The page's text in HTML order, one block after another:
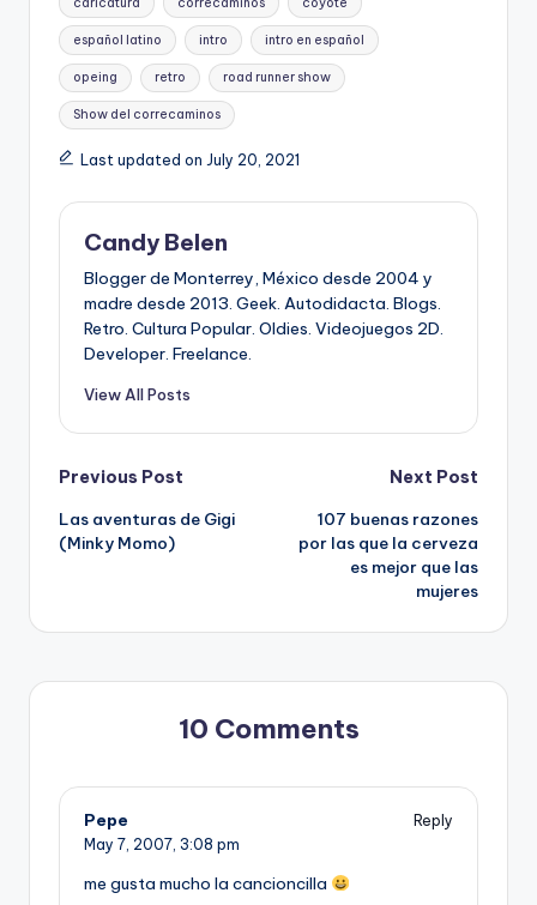
español latino intro intro en español
opeing retro road runner show
Show del correcaminos
Last updated on July 20, 2021
Candy Belen
Blogger de Monterrey, México desde 2004 y
madre desde 2013. Geek. Autodidacta. Blogs.
Retro. Cultura Popular. Oldies. Videojuegos 2D.
Developer. Freelance.
View All Posts
Post
navigation
Previous Post
Las aventuras de Gigi
(Minky Momo)
Next Post
107 buenas razones
por las que la cerveza
es mejor que las
mujeres
10 Comments
Pepe
Reply
May 7, 2007, 3:08 pm
me gusta mucho la cancioncilla